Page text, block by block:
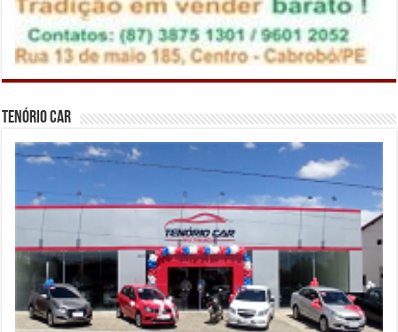
Tenório Car